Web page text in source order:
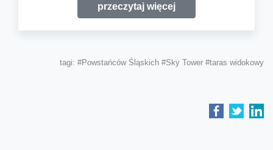
przeczytaj więcej
tagi: #Powstańców Śląskich #Sky Tower #taras widokowy